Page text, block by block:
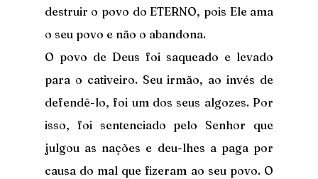
destruir o povo do ETERNO, pois Ele ama
o seu povo e não o abandona.
O povo de Deus foi saqueado e levado
para o cativeiro. Seu irmão, ao invés de
defendê-lo, foi um dos seus algozes. Por
isso, foi sentenciado pelo Senhor que
julgou as nações e deu-lhes a paga por
causa do mal que fizeram ao seu povo. O